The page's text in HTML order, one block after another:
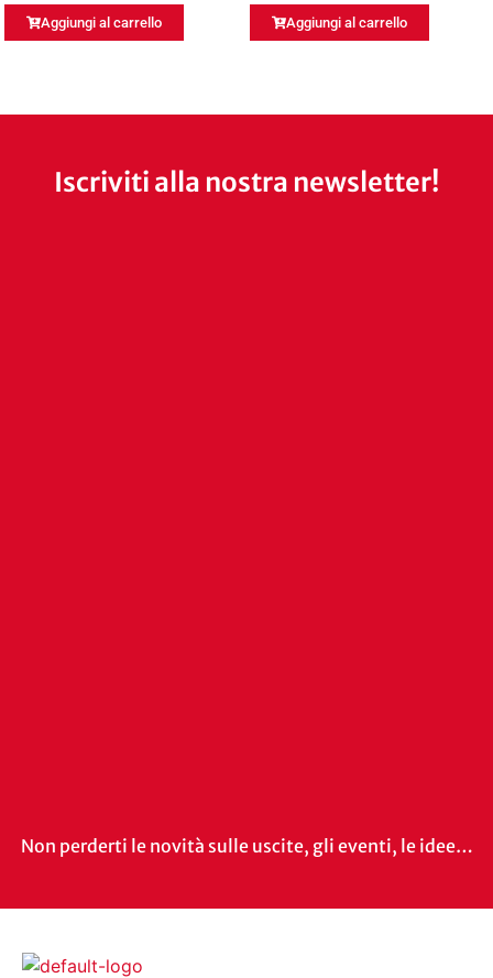
Aggiungi al carrello Aggiungi al carrello
Iscriviti alla nostra newsletter!
Non perderti le novità sulle uscite, gli eventi, le idee…